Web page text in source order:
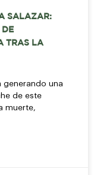
SALAZAR:
DE
TRAS LA
generando una
de este
muerte,